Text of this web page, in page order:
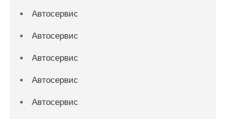
Автосервис
Автосервис
Автосервис
Автосервис
Автосервис